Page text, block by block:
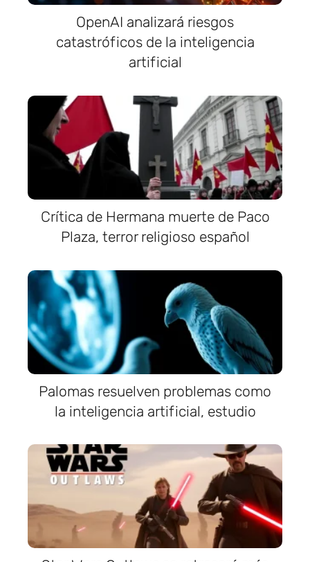
OpenAI analizará riesgos
catastróficos de la inteligencia
artificial
Crítica de Hermana muerte de Paco
Plaza, terror religioso español
Palomas resuelven problemas como
la inteligencia artificial, estudio